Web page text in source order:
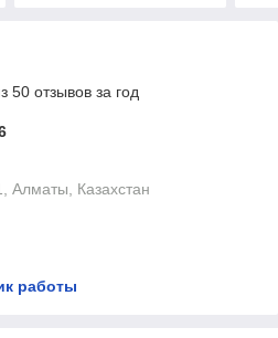
50 отзывов за год
Казахстан
работы